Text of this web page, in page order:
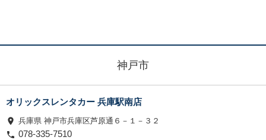
神戸市
オリックスレンタカー 兵庫駅南店
兵庫県 神戸市兵庫区芦原通６－１－３２
078-335-7510